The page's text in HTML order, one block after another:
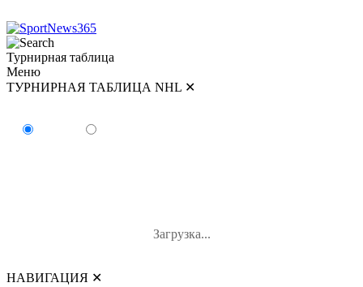
Турнирная таблица
Меню
ТУРНИРНАЯ ТАБЛИЦА NHL ✕
Загрузка...
НАВИГАЦИЯ ✕